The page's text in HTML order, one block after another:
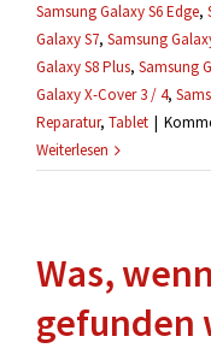
Samsung Galaxy S6 Edge,
Galaxy S7, Samsung
Galaxy S8 Plus, Samsung
Galaxy X-Cover 3 / 4,
Reparatur, Tablet |
Weiterlesen
Was,
gefunden